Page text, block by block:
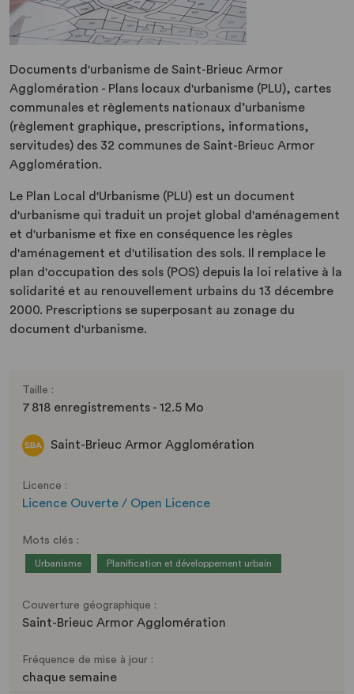
Documents d'urbanisme de Saint-Brieuc Armor
Agglomération - Plans locaux d'urbanisme (PLU), cartes
communales et règlements nationaux d’urbanisme
(règlement graphique, prescriptions, informations,
servitudes) des 32 communes de Saint-Brieuc Armor
Agglomération.
Le Plan Local d'Urbanisme (PLU) est un document
d'urbanisme qui traduit un projet global d'aménagement
et d'urbanisme et fixe en conséquence les règles
d'aménagement et d'utilisation des sols. Il remplace le
plan d'occupation des sols (POS) depuis la loi relative à la
solidarité et au renouvellement urbains du 13 décembre
2000. Prescriptions se superposant au zonage du
document d'urbanisme.
Taille :
7 818 enregistrements - 12.5 Mo
Saint-Brieuc Armor Agglomération
Licence :
Licence Ouverte / Open Licence
Mots clés :
Urbanisme Planification et développement urbain
Couverture géographique :
Saint-Brieuc Armor Agglomération
Fréquence de mise à jour :
chaque semaine